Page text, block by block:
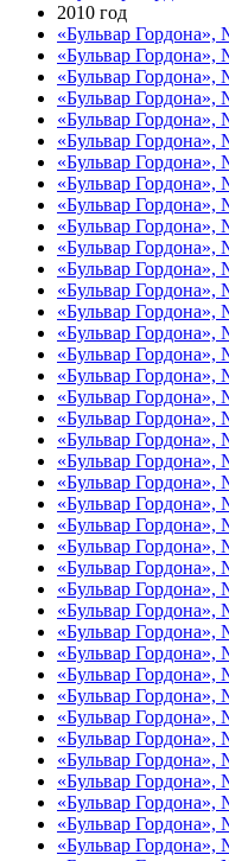
2010 год
«Бульвар Гордона»,
«Бульвар Гордона»,
«Бульвар Гордона»,
«Бульвар Гордона»,
«Бульвар Гордона»,
«Бульвар Гордона»,
«Бульвар Гордона»,
«Бульвар Гордона»,
«Бульвар Гордона»,
«Бульвар Гордона»,
«Бульвар Гордона»,
«Бульвар Гордона»,
«Бульвар Гордона»,
«Бульвар Гордона»,
«Бульвар Гордона»,
«Бульвар Гордона»,
«Бульвар Гордона»,
«Бульвар Гордона»,
«Бульвар Гордона»,
«Бульвар Гордона»,
«Бульвар Гордона»,
«Бульвар Гордона»,
«Бульвар
«Бульвар
«Бульвар
«Бульвар
«Бульвар
«Бульвар
«Бульвар
«Бульвар
«Бульвар
«Бульвар
«Бульвар
«Бульвар
«Бульвар
«Бульвар Гордона»,
«Бульвар Гордона»,
«Бульвар Гордона»,
«Бульвар Гордона»,